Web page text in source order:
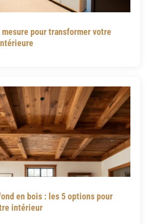
mesure pour transformer votre
en bois : les 5 options pour
intérieur